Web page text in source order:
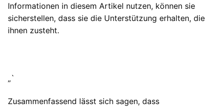
Informationen in diesem Artikel nutzen, können sie
sicherstellen, dass sie die Unterstützung erhalten, die
ihnen zusteht.
„`
Zusammenfassend lässt sich sagen, dass